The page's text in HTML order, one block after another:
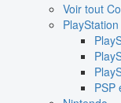
Voir tout
PlayStation
PSP